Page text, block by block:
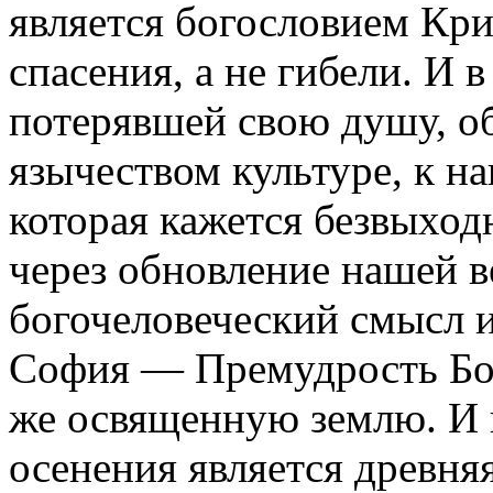
является богословием
спасения, а не гибели. И
потерявшей свою душу,
язычеством культуре, к
которая кажется
через обновление нашей
богочеловеческий смысл
София — Премудрость
же освященную землю. И
осенения является